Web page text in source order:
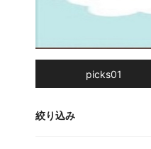
picks01
絞り込み